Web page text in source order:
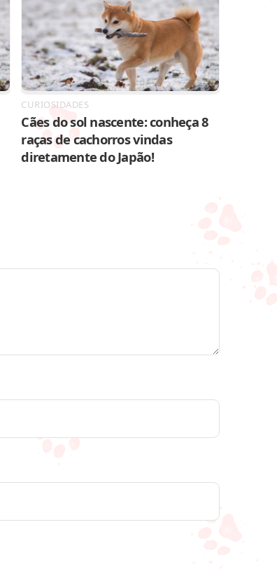
CURIOSIDADES
Cães do sol nascente: conheça 8
raças de cachorros vindas
diretamente do Japão!